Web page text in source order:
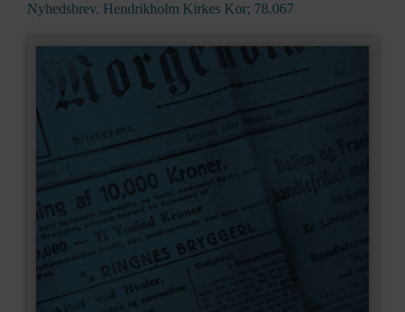
Nyhedsbrev. Hendrikholm Kirkes Kor; 78.067